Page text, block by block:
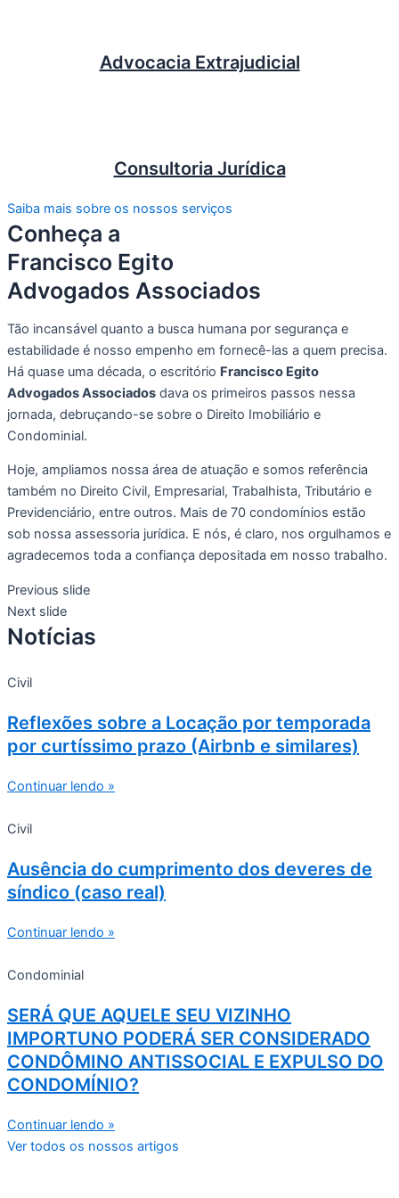
Advocacia Extrajudicial
Consultoria Jurídica
Saiba mais sobre os nossos serviços
Conheça a
Francisco Egito
Advogados Associados
Tão incansável quanto a busca humana por segurança e
estabilidade é nosso empenho em fornecê-las a quem precisa.
Há quase uma década, o escritório Francisco Egito
Advogados Associados dava os primeiros passos nessa
jornada, debruçando-se sobre o Direito Imobiliário e
Condominial.
Hoje, ampliamos nossa área de atuação e somos referência
também no Direito Civil, Empresarial, Trabalhista, Tributário e
Previdenciário, entre outros. Mais de 70 condomínios estão
sob nossa assessoria jurídica. E nós, é claro, nos orgulhamos e
agradecemos toda a confiança depositada em nosso trabalho.
Previous slide
Next slide
Notícias
Civil
Reflexões sobre a Locação por temporada
por curtíssimo prazo (Airbnb e similares)
Continuar lendo »
Civil
Ausência do cumprimento dos deveres de
síndico (caso real)
Continuar lendo »
Condominial
SERÁ QUE AQUELE SEU VIZINHO
IMPORTUNO PODERÁ SER CONSIDERADO
CONDÔMINO ANTISSOCIAL E EXPULSO DO
CONDOMÍNIO?
Continuar lendo »
Ver todos os nossos artigos